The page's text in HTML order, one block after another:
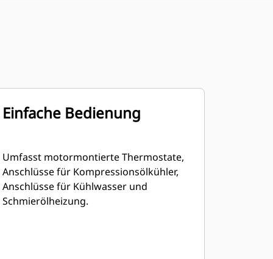
Einfache Bedienung
Umfasst motormontierte Thermostate,
Anschlüsse für Kompressionsölkühler,
Anschlüsse für Kühlwasser und
Schmierölheizung.